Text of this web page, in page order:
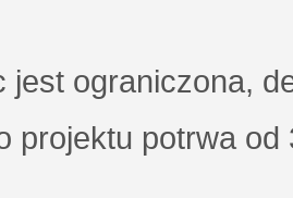
jest ograniczona,
projektu potrwa